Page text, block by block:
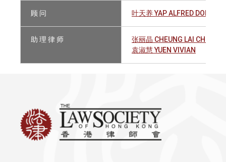
顾 问 叶天养 YAP ALFRED DONALD
助 理 律 师
张丽晶 CHEUNG LAI CHING
袁淑慧 YUEN VIVIAN